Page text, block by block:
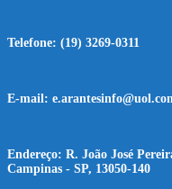
Telefone: (19) 3269-0311
E-mail:
Endereço: R. João José
Campinas - SP, 13050-140